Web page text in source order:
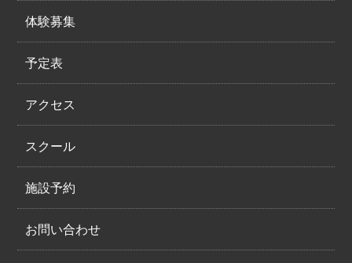
体験募集
予定表
アクセス
スクール
施設予約
お問い合わせ